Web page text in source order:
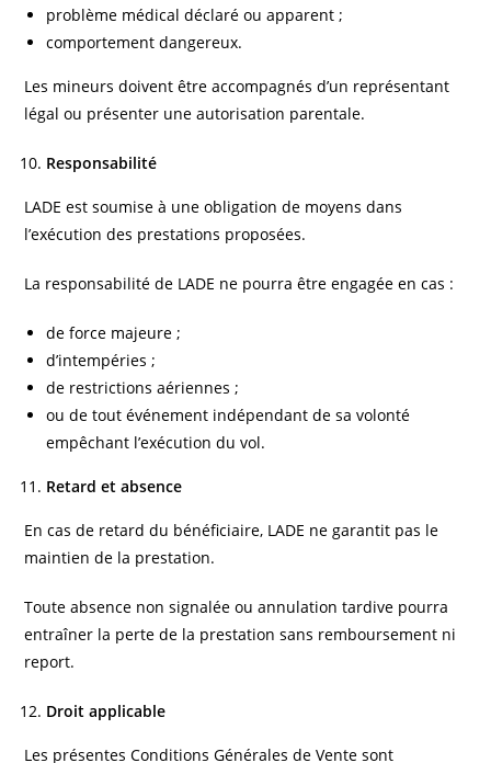
problème médical déclaré ou apparent ;
comportement dangereux.
Les mineurs doivent être accompagnés d’un représentant
légal ou présenter une autorisation parentale.
Responsabilité
LADE est soumise à une obligation de moyens dans
l’exécution des prestations proposées.
La responsabilité de LADE ne pourra être engagée en cas :
de force majeure ;
d’intempéries ;
de restrictions aériennes ;
ou de tout événement indépendant de sa volonté
empêchant l’exécution du vol.
Retard et absence
En cas de retard du bénéficiaire, LADE ne garantit pas le
maintien de la prestation.
Toute absence non signalée ou annulation tardive pourra
entraîner la perte de la prestation sans remboursement ni
report.
Droit applicable
Les présentes Conditions Générales de Vente sont